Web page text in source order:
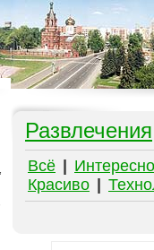
Развлечения
Всё
Интересно
Красиво